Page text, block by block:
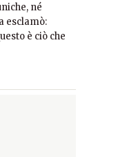
né
esclamò:
è ciò che